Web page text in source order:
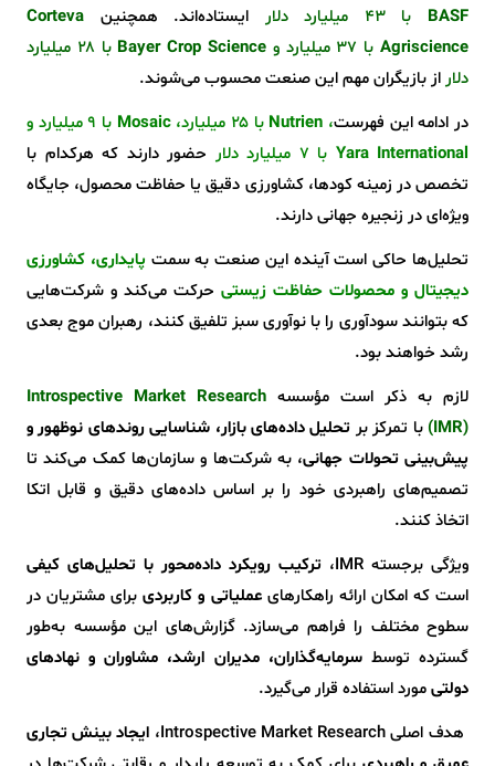
BASF با ۴۳ میلیارد دلار ایستاده‌اند. همچنین Corteva
Agriscienceبا ۳۷ میلیارد و Bayer Crop Science
با ۲۸ میلیارد
دلاراز بازیگران مهم این صنعت محسوب می‌شوند.
در ادامه این فهرست، Nutrien با ۲۵ میلیارد، Mosaic با ۹ میلیارد و
Yara International با ۷ میلیارد دلار
حضور دارند که هرکدام با
تخصص در زمینه کودها، کشاورزی دقیق یا حفاظت محصول، جایگاه
ویژه‌ای در زنجیره جهانی دارند.
تحلیل‌ها حاکی است آینده این صنعت به سمت پایداری، کشاورزی
دیجیتال و محصولات حفاظت زیستی حرکت می‌کند و شرکت‌هایی
که بتوانند سودآوری را با نوآوری سبز تلفیق کنند، رهبران موج بعدی
رشد خواهند بود.
لازم به ذکر است مؤسسه Introspective Market Research
(IMR) با تمرکز بر تحلیل داده‌های بازار، شناسایی روندهای نوظهور و
پیش‌بینی تحولات جهانی، به شرکت‌ها و سازمان‌ها کمک می‌کند تا
تصمیم‌های راهبردی خود را بر اساس داده‌های دقیق و قابل اتکا
اتخاذ کنند.
ویژگی برجسته‌ IMR،
ترکیب رویکرد داده‌محور با تحلیل‌های کیفی
است که امکان ارائه راهکارهایعملیاتی و کاربردیبرای مشتریان در
سطوح مختلف را فراهم می‌سازد. گزارش‌های این مؤسسه به‌طور
گسترده توسطسرمایه‌گذاران، مدیران ارشد، مشاوران و نهادهای
دولتیمورد استفاده قرار می‌گیرد.
هدف اصلی Introspective Market Research،
ایجاد بینش تجاری